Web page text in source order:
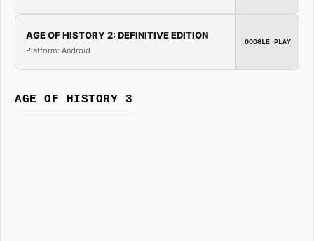
AGE OF HISTORY 2: DEFINITIVE EDITION
Platform: Android
GOOGLE PLAY
AGE OF HISTORY 3